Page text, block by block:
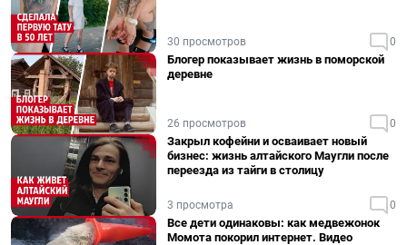
30 просмотров 0
Блогер показывает жизнь в поморской
деревне
26 просмотров 0
Закрыл кофейни и осваивает новый
бизнес: жизнь алтайского Маугли после
переезда из тайги в столицу
3 просмотра 0
Все дети одинаковы: как медвежонок
Момота покорил интернет. Видео